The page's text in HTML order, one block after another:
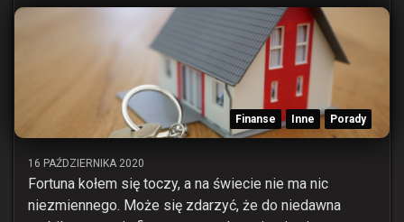
Finanse Inne Porady
16 PAŹDZIERNIKA 2020
Fortuna kołem się toczy, a na świecie nie ma nic
niezmiennego. Może się zdarzyć, że do niedawna